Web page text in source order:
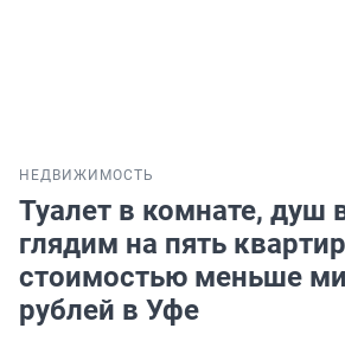
НЕДВИЖИМОСТЬ
Туалет в комнате, душ
глядим на пять квартир
стоимостью меньше
рублей в Уфе